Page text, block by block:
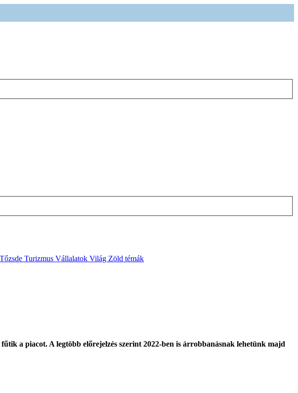
Tőzsde Turizmus Vállalatok Világ Zöld témák
a piacot. A legtöbb előrejelzés szerint 2022-ben is árrobbanásnak lehetünk majd